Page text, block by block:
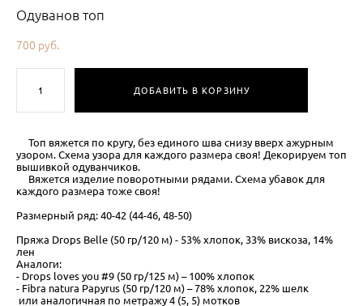
Одуванов топ
700 pуб.
ДОБАВИТЬ В КОРЗИНУ
Топ вяжется по кругу, без единого шва снизу вверх ажурным
узором. Схема узора для каждого размера своя! Декорируем топ
вышивкой одуванчиков.
Вяжется изделие поворотными рядами. Схема убавок для
каждого размера тоже своя!
Размерный ряд: 40-42 (44-46, 48-50)
Пряжа Drops Belle (50 гр/120 м) - 53% хлопок, 33% вискоза, 14%
лен
Аналоги:
- Drops loves you #9 (50 гр/125 м) – 100% хлопок
- Fibra natura Papyrus (50 гр/120 м) – 78% хлопок, 22% шелк
или аналогичная по метражу 4 (5, 5) мотков